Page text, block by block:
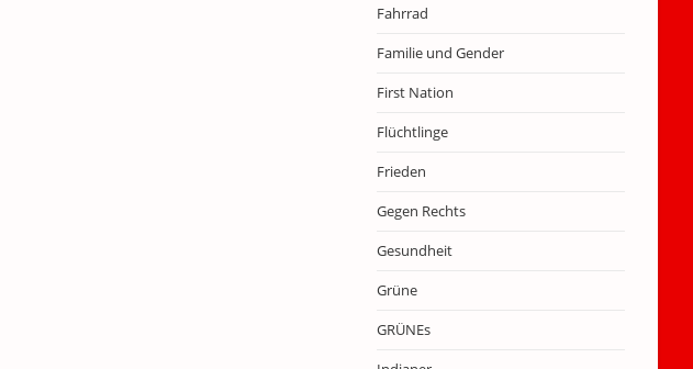
Fahrrad
Familie und Gender
First Nation
Flüchtlinge
Frieden
Gegen Rechts
Gesundheit
Grüne
GRÜNEs